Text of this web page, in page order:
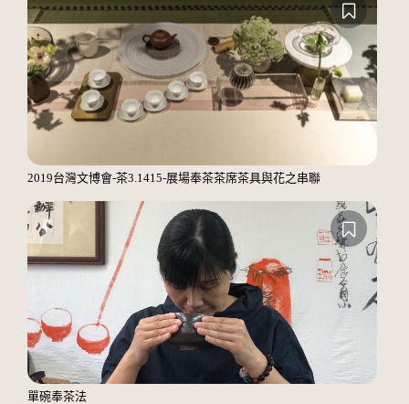
2019台灣文博會-茶3.1415-展場奉茶茶席茶具與花之串聯
單碗奉茶法